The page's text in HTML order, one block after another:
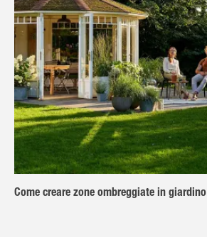
Come creare zone ombreggiate in giardino